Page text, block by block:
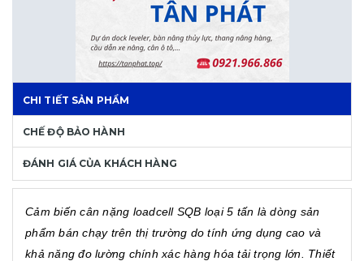
CHI TIẾT SẢN PHẨM
CHẾ ĐỘ BẢO HÀNH
ĐÁNH GIÁ CỦA KHÁCH HÀNG
Cảm biến cân nặng loadcell SQB loại 5 tấn là dòng sản
phẩm bán chạy trên thị trường do tính ứng dụng cao và
khả năng đo lường chính xác hàng hóa tải trọng lớn. Thiết